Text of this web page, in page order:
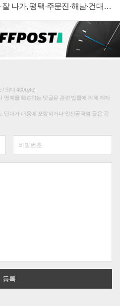
나가, 평택·주문진·해남·건대로
/ 최대 400byte)
명예를 훼손하는 댓글은 관련 법률에 의해 제재
단어가 내용에 포함되거나 인신공격성 글은 관